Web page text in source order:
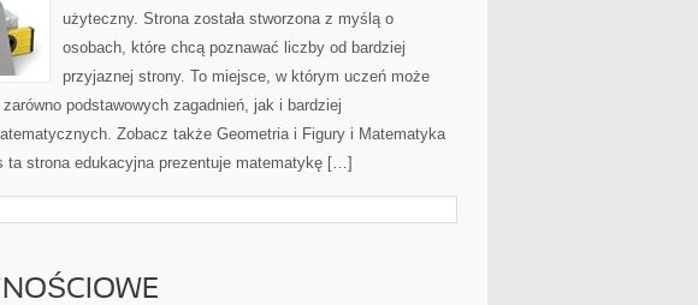
użyteczny. Strona została stworzona z myślą o
osobach, które chcą poznawać liczby od bardziej
przyjaznej strony. To miejsce, w którym uczeń może
podstawowych zagadnień, jak i bardziej
Zobacz także Geometria i Figury i Matematyka
ta strona edukacyjna prezentuje matematykę […]